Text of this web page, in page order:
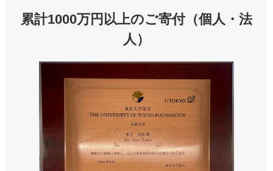
累計1000万円以上のご寄付（個人・法
人）